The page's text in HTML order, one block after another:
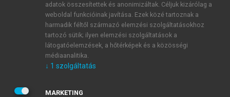
E-MAIL-CÍM
JELSZÓ
adatok összesítettek és anonimizáltak. Céljuk kizárólag a
weboldal funkcióinak javítása. Ezek közé tartoznak a
harmadik féltől származó elemzési szolgáltatásokhoz
tartozó sütik; ilyen elemzési szolgáltatások a
látogatóelemzések, a hőtérképek és a közösségi
médiaanalitika.
↓ 1 szolgáltatás
MARKETING